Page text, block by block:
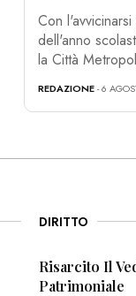
Con
dell'anno
la Città
REDAZIONE- 6
DIRITTO
Risarcito Il
Patrimoniale